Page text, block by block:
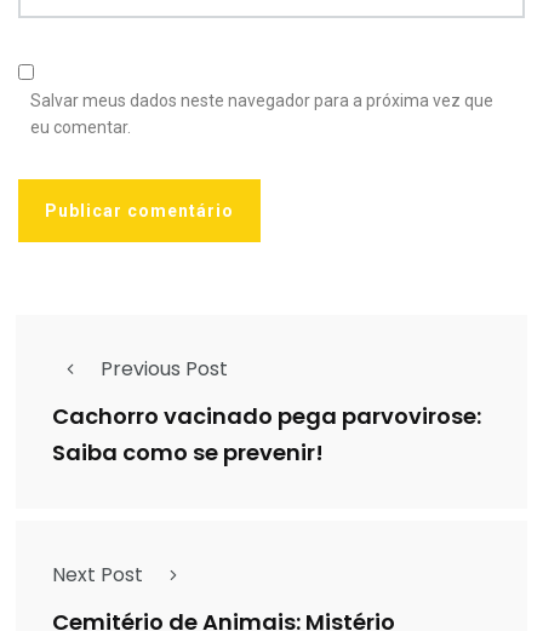
Salvar meus dados neste navegador para a próxima vez que
eu comentar.
Previous Post
Cachorro vacinado pega parvovirose:
Saiba como se prevenir!
Next Post
Cemitério de Animais: Mistério